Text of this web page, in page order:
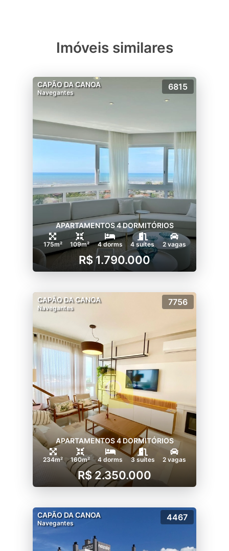
Imóveis similares
CAPÃO DA CANOA
Navegantes
6815
APARTAMENTOS 4 DORMITÓRIOS
175m² 109m² 4 dorms 4 suítes 2 vagas
R$ 1.790.000
CAPÃO DA CANOA
Navegantes
7756
APARTAMENTOS 4 DORMITÓRIOS
234m² 160m² 4 dorms 3 suítes 2 vagas
R$ 2.350.000
CAPÃO DA CANOA
Navegantes
4467